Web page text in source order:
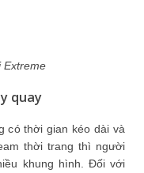
Extreme
quay
có thời gian kéo dài và
thời trang thì người
khung hình. Đối với